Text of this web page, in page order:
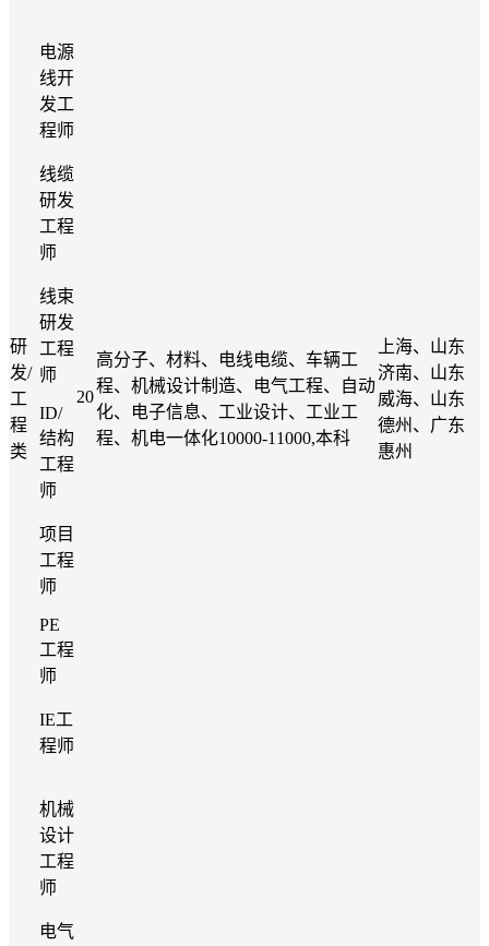
研
发/
工
程
类
电源
线开
发工
程师
线缆
研发
工程
师
线束
研发
工程
师
ID/
结构
工程
师
项目
工程
师
PE
工程
师
IE工
程师
20
高分子、材料、电线电缆、车辆工
程、机械设计制造、电气工程、自动
化、电子信息、工业设计、工业工
程、机电一体化10000-11000,本科
上海、山东
济南、山东
威海、山东
德州、广东
惠州
机械
设计
工程
师
电气